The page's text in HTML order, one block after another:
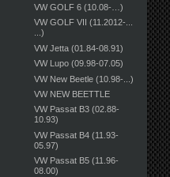
VW GOLF 6 (10.08-…)
VW GOLF VII (11.2012-...
...)
VW Jetta (01.84-08.91)
VW Lupo (09.98-07.05)
VW New Beetle (10.98-...)
VW NEW BEETTLE
VW Passat B3 (02.88-
10.93)
VW Passat B4 (11.93-
05.97)
VW Passat B5 (11.96-
08.00)